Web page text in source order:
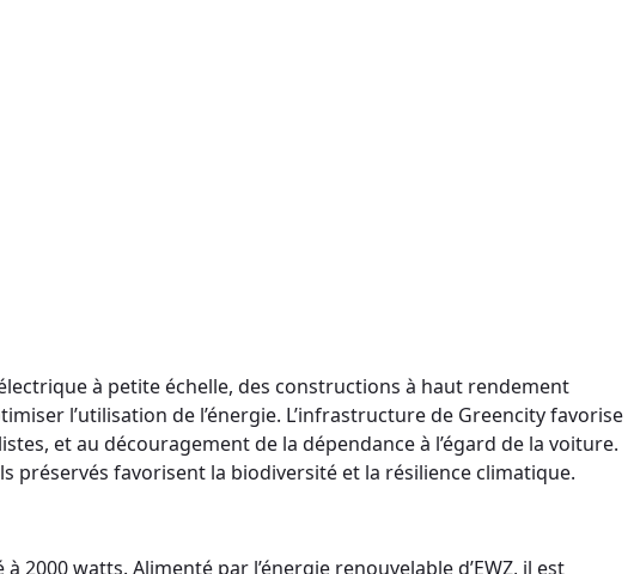
à petite échelle, des constructions à haut rendement
l’utilisation de l’énergie. L’infrastructure de Greencity favorise
et au découragement de la dépendance à l’égard de la voiture.
préservés favorisent la biodiversité et la résilience climatique.
watts. Alimenté par l’énergie renouvelable d’EWZ, il est